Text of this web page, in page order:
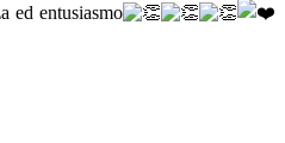
ed entusiasmo